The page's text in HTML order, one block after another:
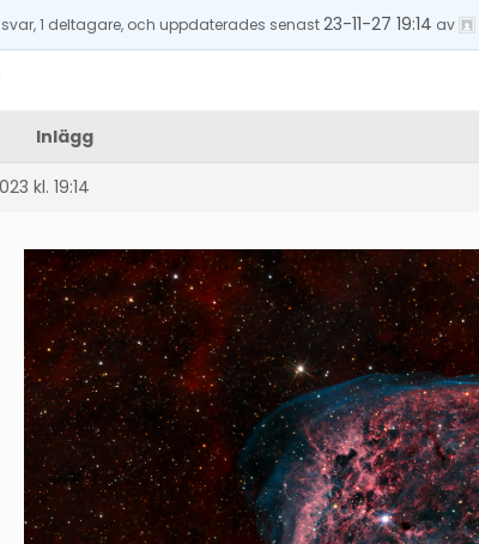
1 deltagare, och uppdaterades senast23-11-27 19:14 av
Inlägg
kl. 19:14